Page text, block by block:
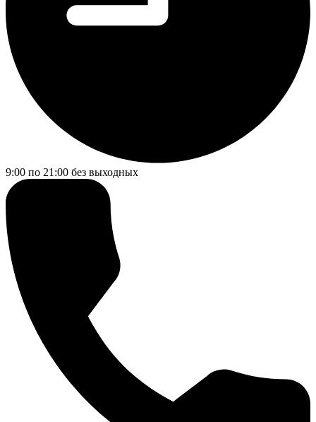
9:00 по 21:00 без выходных